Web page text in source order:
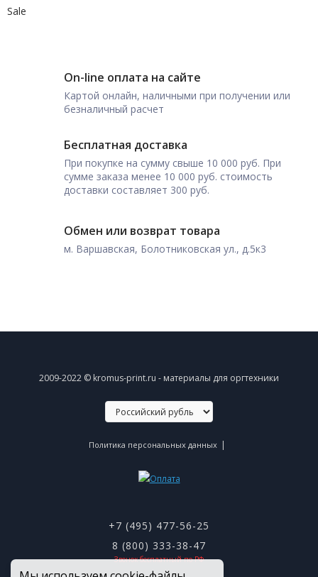
Sale
On-line оплата на сайте
Картой онлайн, наличными при получении или
безналичный расчет
Бесплатная доставка
При покупке на сумму свыше 10 000 руб. При
сумме заказа менее 10 000 руб. стоимость
доставки составляет 300 руб.
Обмен или возврат товара
м. Варшавская, Болотниковская ул., д.5к3
2009-2022 © kromus-print.ru - материалы для оргтехники
Политика персональных данных |
+7 (495) 477-56-25
8 (800) 333-38-47
Звонок бесплатный по РФ